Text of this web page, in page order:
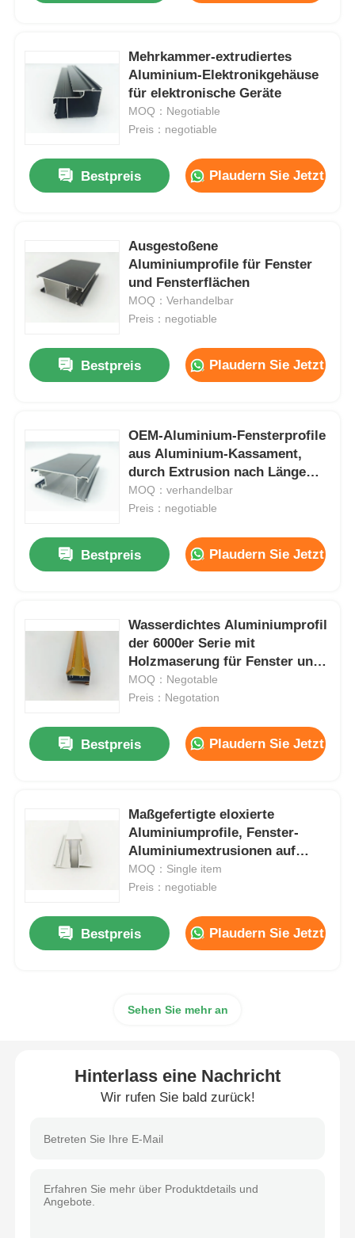
Heim
Produkte
Mehrkammer-extrudiertes
Aluminium-Elektronikgehäuse
für elektronische Geräte
MOQ：Negotiable
Preis：negotiable
Bestpreis Plaudern Sie Jetzt
Ausgestoßene
Aluminiumprofile für Fenster
und Fensterflächen
MOQ：Verhandelbar
Preis：negotiable
Bestpreis Plaudern Sie Jetzt
OEM-Aluminium-Fensterprofile
aus Aluminium-Kassament,
durch Extrusion nach Länge
geschnitten
MOQ：verhandelbar
Preis：negotiable
Bestpreis Plaudern Sie Jetzt
Wasserdichtes Aluminiumprofil
der 6000er Serie mit
Holzmaserung für Fenster und
Türen
MOQ：Negotable
Preis：Negotation
Bestpreis Plaudern Sie Jetzt
Maßgefertigte eloxierte
Aluminiumprofile, Fenster-
Aluminiumextrusionen auf
Länge geschnitten
MOQ：Single item
Preis：negotiable
Bestpreis Plaudern Sie Jetzt
Sehen Sie mehr an
Hinterlass eine Nachricht
Wir rufen Sie bald zurück!